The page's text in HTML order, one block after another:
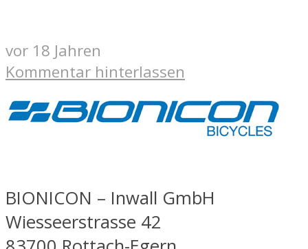
vor 18 Jahren
Kommentar hinterlassen
BIONICON – Inwall GmbH
Wiesseerstrasse 42